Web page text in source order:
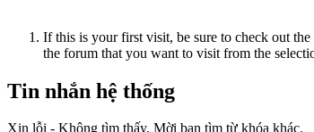
If this is your first visit, be sure to check out the
the forum that you want to visit from the
Tin nhắn hệ thống
Xin lỗi - Không tìm thấy. Mời bạn tìm từ khóa khác.